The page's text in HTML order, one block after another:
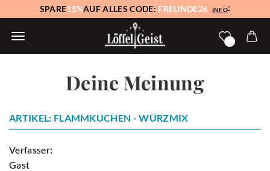
SPARE15%AUF ALLES CODE: FREUNDE26 INFO*
Deine Meinung
ARTIKEL: FLAMMKUCHEN - WÜRZMIX
Verfasser:
Gast